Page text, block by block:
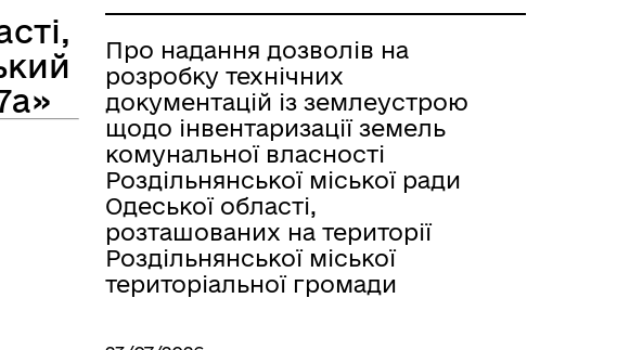
полеглих за
Про надання дозволів на
розробку технічних
документацій із землеустрою
щодо інвентаризації земель
комунальної власності
Роздільнянської міської ради
Одеської області,
розташованих на території
Роздільнянської міської
територіальної громади